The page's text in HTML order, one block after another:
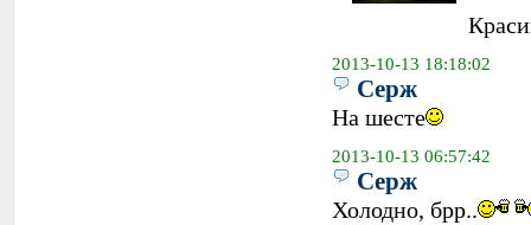
2013-10-13 18:18:02
Серж
На шесте
2013-10-13 06:57:42
Серж
Холодно, брр..